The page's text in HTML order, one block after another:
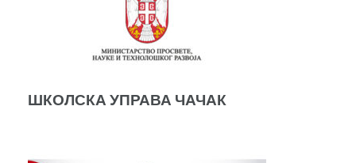
ШКОЛСКА УПРАВА ЧАЧАК